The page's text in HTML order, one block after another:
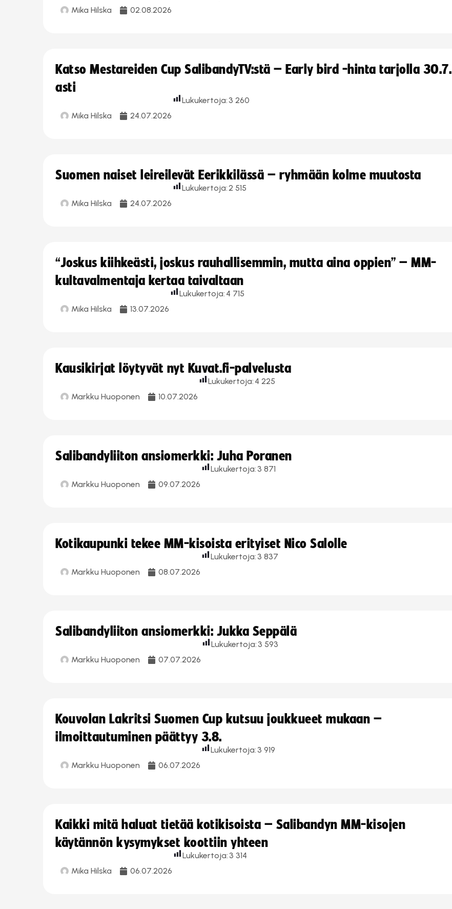
Mika Hilska 02.08.2026
Katso Mestareiden Cup SalibandyTV:stä – Early bird -hinta tarjolla 30.7.
asti
Mika Hilska 24.07.2026
Lukukertoja: 3 260
Suomen naiset leireilevät Eerikkilässä – ryhmään kolme muutosta
Mika Hilska 24.07.2026
Lukukertoja:2 515
“Joskus kiihkeästi, joskus rauhallisemmin, mutta aina oppien” – MM-
kultavalmentaja kertaa taivaltaan
Mika Hilska 13.07.2026
Lukukertoja: 4 715
Kausikirjat löytyvät nyt Kuvat.fi-palvelusta
Markku Huoponen 10.07.2026
Lukukertoja: 4 225
Salibandyliiton ansiomerkki: Juha Poranen
Markku Huoponen 09.07.2026
Lukukertoja: 3 871
Kotikaupunki tekee MM-kisoista erityiset Nico Salolle
Markku Huoponen 08.07.2026
Lukukertoja: 3 837
Salibandyliiton ansiomerkki: Jukka Seppälä
Markku Huoponen 07.07.2026
Lukukertoja: 3 593
Kouvolan Lakritsi Suomen Cup kutsuu joukkueet mukaan –
ilmoittautuminen päättyy 3.8.
Markku Huoponen 06.07.2026
Lukukertoja: 3 919
Kaikki mitä haluat tietää kotikisoista – Salibandyn MM-kisojen
käytännön kysymykset koottiin yhteen
Mika Hilska 06.07.2026
Lukukertoja: 3 314